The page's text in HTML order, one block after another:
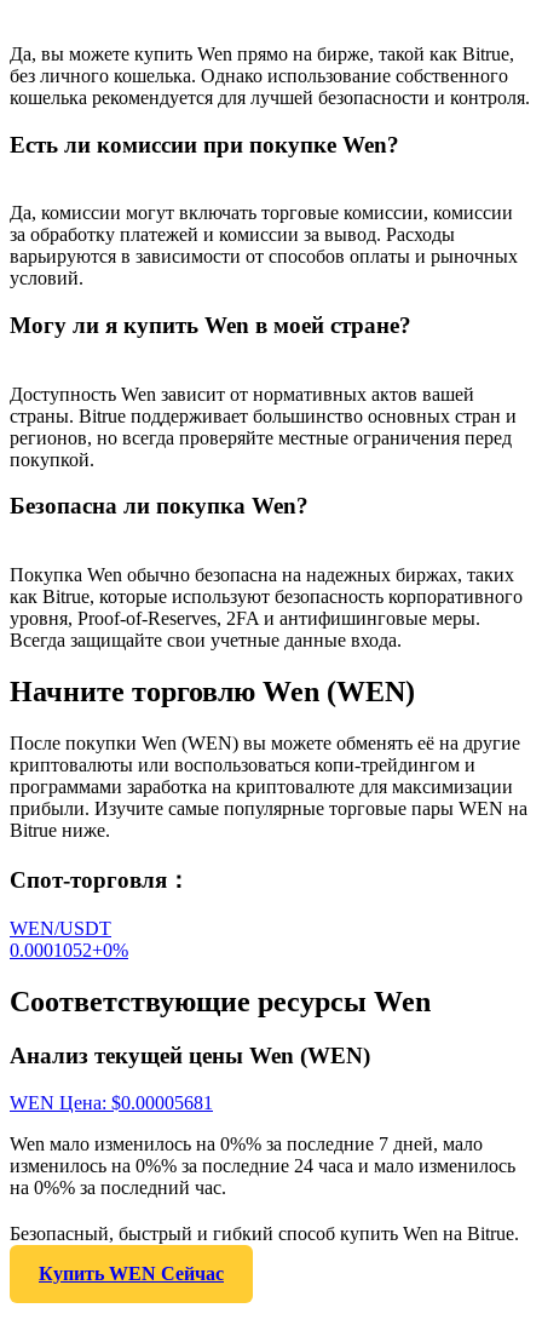
Да, вы можете купить Wen прямо на бирже, такой как Bitrue,
без личного кошелька. Однако использование собственного
кошелька рекомендуется для лучшей безопасности и контроля.
Есть ли комиссии при покупке Wen?
Да, комиссии могут включать торговые комиссии, комиссии
за обработку платежей и комиссии за вывод. Расходы
варьируются в зависимости от способов оплаты и рыночных
условий.
Могу ли я купить Wen в моей стране?
Доступность Wen зависит от нормативных актов вашей
страны. Bitrue поддерживает большинство основных стран и
регионов, но всегда проверяйте местные ограничения перед
покупкой.
Безопасна ли покупка Wen?
Покупка Wen обычно безопасна на надежных биржах, таких
как Bitrue, которые используют безопасность корпоративного
уровня, Proof-of-Reserves, 2FA и антифишинговые меры.
Всегда защищайте свои учетные данные входа.
Начните торговлю Wen (WEN)
После покупки Wen (WEN) вы можете обменять её на другие
криптовалюты или воспользоваться копи-трейдингом и
программами заработка на криптовалюте для максимизации
прибыли. Изучите самые популярные торговые пары WEN на
Bitrue ниже.
Спот-торговля ：
WEN/USDT
0.0001052+0%
Соответствующие ресурсы Wen
Анализ текущей цены Wen (WEN)
WEN Цена: $0.00005681
Wen мало изменилось на 0%% за последние 7 дней, мало
изменилось на 0%% за последние 24 часа и мало изменилось
на 0%% за последний час.
Безопасный, быстрый и гибкий способ купить Wen на Bitrue.
Купить WEN Сейчас